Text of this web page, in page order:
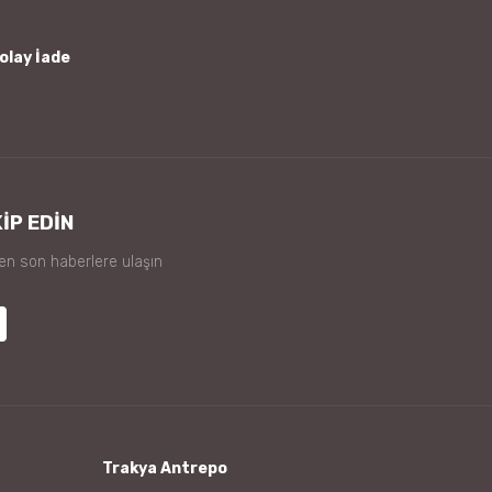
İade
EDİN
son haberlere ulaşın
Trakya Antrepo